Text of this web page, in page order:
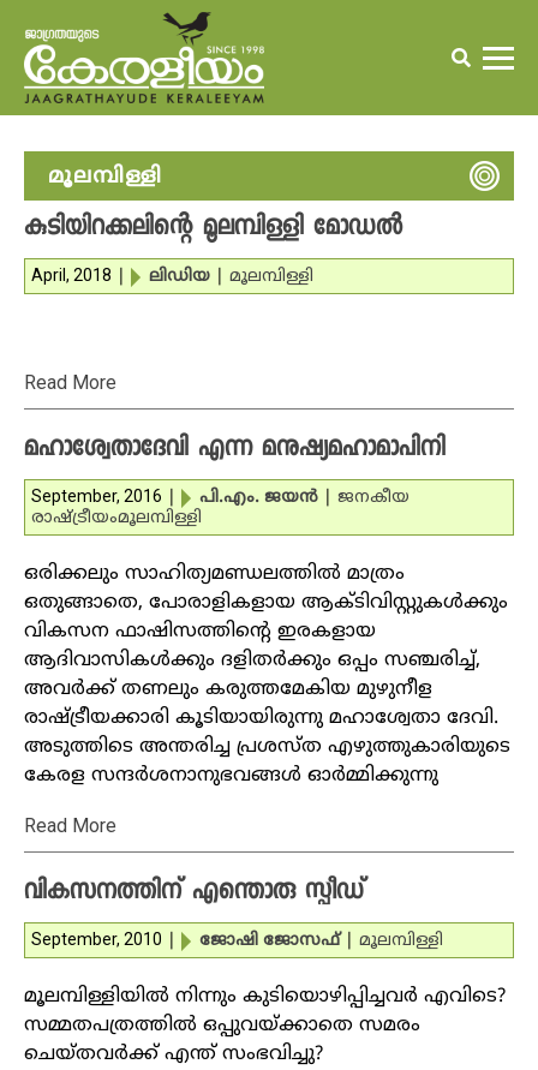
മൂലമ്പിള്ളി
കുടിയിറക്കലിന്റെ മൂലമ്പിള്ളി മോഡല്‍
April, 2018 ലിഡിയ മൂലമ്പിള്ളി
Read More
മഹാശ്വേതാദേവി എന്ന മനുഷ്യമഹാമാപിനി
September, 2016 പി.എം. ജയന്‍
ജനകീയ
രാഷ്ട്രീയംമൂലമ്പിള്ളി
ഒരിക്കലും സാഹിത്യമണ്ഡലത്തില്‍ മാത്രം
ഒതുങ്ങാതെ, പോരാളികളായ ആക്ടിവിസ്റ്റുകള്‍ക്കും
വികസന ഫാഷിസത്തിന്റെ ഇരകളായ
ആദിവാസികള്‍ക്കും ദളിതര്‍ക്കും ഒപ്പം സഞ്ചരിച്ച്,
അവര്‍ക്ക് തണലും കരുത്തമേകിയ മുഴുനീള
രാഷ്ട്രീയക്കാരി കൂടിയായിരുന്നു മഹാശ്വേതാ ദേവി.
അടുത്തിടെ അന്തരിച്ച പ്രശസ്ത എഴുത്തുകാരിയുടെ
കേരള സന്ദര്‍ശനാനുഭവങ്ങള്‍ ഓര്‍മ്മിക്കുന്നു
Read More
വികസനത്തിന് എന്തൊരു സ്പീഡ്‌
September, 2010 ജോഷി ജോസഫ് മൂലമ്പിള്ളി
മൂലമ്പിള്ളിയില്‍ നിന്നും കുടിയൊഴിപ്പിച്ചവര്‍ എവിടെ?
സമ്മതപത്രത്തില്‍ ഒപ്പുവയ്ക്കാതെ സമരം
ചെയ്തവര്‍ക്ക് എന്ത് സംഭവിച്ചു?